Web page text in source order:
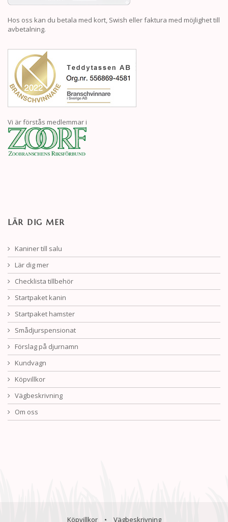
Hos oss kan du betala med kort, Swish eller faktura med möjlighet till
avbetalning.
Vi är förstås medlemmar i
LÄR DIG MER
Kaniner till salu
Lär dig mer
Checklista tillbehör
Startpaket kanin
Startpaket hamster
Smådjurspensionat
Förslag på djurnamn
Kundvagn
Köpvillkor
Vägbeskrivning
Om oss
Köpvillkor • Vägbeskrivning